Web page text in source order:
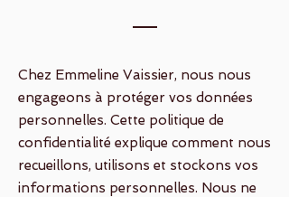
Chez Emmeline Vaissier, nous nous
engageons à protéger vos données
personnelles. Cette politique de
confidentialité explique comment nous
recueillons, utilisons et stockons vos
informations personnelles. Nous ne